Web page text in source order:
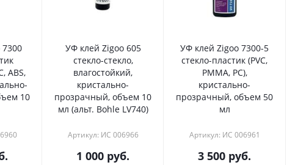
ABS,
10
УФ клей Zigoo 605
стекло-стекло,
влагостойкий,
кристально-
прозрачный, объем 10
мл (альт. Bohle LV740)
Артикул: ИС 006966
1 000 руб.
УФ клей Zigoo 7300-5
стекло-пластик (PVC,
PMMA, PC),
кристально-
прозрачный, объем 50
мл
Артикул: ИС 006961
3 500 руб.